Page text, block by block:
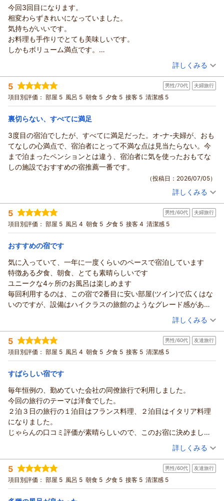
流してデトックスとリラックスを満喫され、「最高の休日」と
感じていただけたこと、何より嬉しい限りです。サービスにつ
きましても温かいお言葉をありがとうございます。ぜひ次回は
冬の季節にもお越しください。周辺の雪景色や澄んだ空気の中
で楽しむ温泉は、また違った趣があります。心安らぐひととき
をご提供できるよう努めてまいります。またお会いできます日
（返信日：2026/07/20）
ーナーなどもあり、毎回余すことなく楽しませて頂いておりま
す。
近場にお住まいの方にも、ぜひにとおすすめできるお宿です。
ヒーリングイン ホワイトペンションからの返信
★ こもも様
ご宿泊いただき、そして心のこもった口コミをお寄せいただ
き、誠にありがとうございます。何度も足を運んでくださり、
さらに「こちらのペンションで過ごすことだけを目的に伺うほ
ど」とのお言葉を頂戴し、とても嬉しく思います。お部屋の温
泉風呂や貸切風呂、シャンプーバーなどの設備をはじめ、お食
事やお部屋の自家製プリンまで細かくお楽しみいただけている
こと、大変嬉しく拝見いたしました。特に、夕食のパスタ入り
アクアパッツァやお肉料理、朝食のハンバーガーを「ホワイト
ペンションに来た感が高まる」と感じていただけることは、私
マッサージ機やコーヒー・お菓子コーナーなど、滞在中の時間
を余すことなく満喫していただけたとのお言葉も、スタッフ一
同大変嬉しく思っております。さらに、近隣にお住まいの方に
もおすすめできる宿とご紹介いただき、心より感謝申し上げま
す。これからも「また来たい」と思っていただけるよう、心を
込めたおもてなしと快適な空間づくりに努めてまいります。次
しております。ありがとうございました。
（返信日：2026/07/19）
今回3回目になります。
相変わらずきれいになっていました。
気持ちがいいです。
お料理も手作りでとても美味しいです。
しかもボリューム満点です。
（投稿日：2026/07/14）
宿泊時期： 2026年06月宿泊 (夫婦旅行)
投稿者： そらちゃんさん
宿泊プラン： 【福島県「また来て。」割対象プラン】1泊２食基本プラン♪無
料貸切風呂とイタリアンのフルコース♪
ツイン 朝・夕
宿泊価格帯： 17,001～18,000円(大人一人あたり/税込)
ヒーリングイン ホワイトペンションからの返信
★そらちゃん様
この度も当館をご利用いただき、そして3度目のご宿泊、誠に
ありがとうございました。「相変わらずきれい」とのお言葉を
いただき、大変嬉しく思っております。。気持ちよくお過ごし
いただけたことが、私どもにとって何よりの喜びです。また、
手作りのお料理についても「とても美味しい」「ボリューム満
点」とのお褒めのお言葉をありがとうございます。これからも
旬の食材を活かし、心を込めたお料理をご提供できるよう努め
てまいります。ぜひまた季節を変えて遊びにいらしてくださ
い。お会いできる日を、心より楽しみにお待ちしております。
（返信日：2026/07/15）
詳しくみる
5 男性/70代 夫婦旅行
項目別評価： 部屋 5 風呂 5 朝食 5 夕食 5 接客 5 清潔感 5
裏切らない、すべてに満足
3度目の宿泊でしたが、すべてに満足だった。オ-ナ-夫婦が、おも
てなしの心満点で、宿泊者にとって不満な点は見当たらない。今
まで泊まったペンションとは違う、宿泊者に気を使ったおもてな
しの施設でおすすめの宿推薦一番です。
（投稿日：2026/07/05）
投稿者： らんたのパパさん(男性/70代)
宿泊プラン： 不思議な浮遊体験！死海風呂&無料貸切風呂！バーニャカウダ
と伊フルコース基本プラン♪
ツイン 朝・夕
宿泊価格帯： 15,001～16,000円(大人一人あたり/税込)
★ らんたのパパ様
このたびは3度目のご宿泊、そして心温まる口コミをご投稿い
ただき、誠にありがとうございました「すべてに満足」とのお
言葉や、おもてなしについてこの上ないご評価をいただき、夫
婦ともども大変嬉しく思っております。また、「おすすめの宿
推薦一番」とまでおっしゃっていただき、身に余る光栄です。
何度お越しいただいても「また来て良かった」と感じていただ
けるよう、お客様一人ひとりとのご縁を大切にし、心を込めた
おもてなしを続けてまいります。これからも快適で思い出に残
るひとときをお過ごしいただけるよう努めてまいります。また
今回は手作りのお野菜をたくさん頂きましてありがとうござい
にお待ちしております。ありがとうございました。
詳しくみる
5 男性/60代 夫婦旅行
項目別評価： 部屋 5 風呂 4 朝食 5 夕食 5 接客 4 清潔感 5
おすすめの宿です
気に入っていて、一年に一度くらいのペースで宿泊しています
特徴ある夕食、朝食、とても素晴らしいです
ユニークな4ヶ所のお風呂は楽しめます
毎回利用するのは、この宿で2番目に安い部屋(ツイン)で広くはな
いのですが、設備はハイクラスの旅館のようなグレード感があり
（投稿日：2026/06/30）
宿泊時期： 2026年06月宿泊 (夫婦旅行)
投稿者： タカコさん
宿泊プラン： 【福島県「また来て。」割対象プラン】1泊２食基本プラン♪無
料貸切風呂とイタリアンのフルコース♪
ツイン 朝・夕
宿泊価格帯： 15,001～16,000円(大人一人あたり/税込)
ヒーリングイン ホワイトペンションからの返信
★タカコ様
このたびもホワイトペンションをご利用いただき、また心温ま
るご感想をお寄せいただきまして、誠にありがとうございまし
た。一年に一度の大切なご旅行に、毎年当館をお選びいただけ
ることを大変嬉しく思っております。夕食・朝食ともにお楽し
みいただけたとのお言葉、料理を一品一品手作りしている私ど
もにとって何よりの励みです。また、趣の異なる4つのお風呂
も毎回満喫していただけているようで、とても嬉しく拝見いた
しました。ご利用いただいているツインルームにつきましても
詳しくみる
5 男性/60代 友達旅行
項目別評価： 部屋 5 風呂 4 朝食 5 夕食 5 接客 5 清潔感 5
すばらしい宿です
毎年恒例の、勤めていた会社の同僚旅行で利用しました。
今回の旅行のテーマは洋食でした。
２泊３日の旅行の１泊目はフランス料理、２泊目はイタリア料理
になりました。
じゃらんの口コミ評価が素晴らしいので、このお宿に決めまし
夕食・朝食とも期待通りで、みなさん喜んでいました。
設備・サービスも充実しており、部屋の冷蔵庫に手作りプリンが
あったり、夕食後にも手作りアイスが食べられたり、無料でクレ
（投稿日：2026/06/24）
宿泊時期： 2026年06月宿泊 (友達旅行)
投稿者： ゆきちゃんさん
宿泊プラン： 不思議な浮遊体験！死海風呂&無料貸切風呂！バーニャカウダ
と伊フルコース基本プラン♪
4ベッド 朝・夕
宿泊価格帯： 13,001～14,000円(大人一人あたり/税込)
詳しくみる
5 男性/60代 友達旅行
項目別評価： 部屋 5 風呂 5 朝食 5 夕食 5 接客 5 清潔感 5